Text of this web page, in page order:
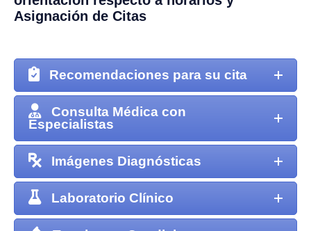
Asignación de Citas
Recomendaciones para su cita
Consulta Médica con
Especialistas
Imágenes Diagnósticas
Laboratorio Clínico